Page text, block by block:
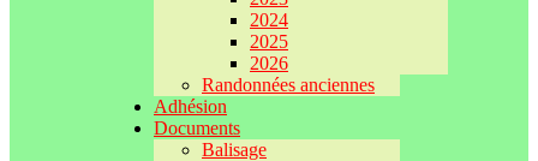
2024
2025
2026
Randonnées anciennes
Adhésion
Documents
Balisage